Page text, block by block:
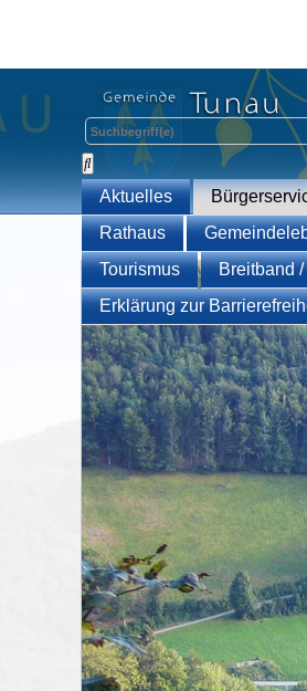
Aktuelles
Rathaus
Tourismus
Breitband
Erklärung zur